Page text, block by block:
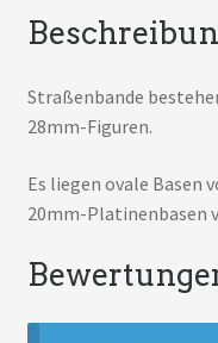
Straßenbande
28mm-Figuren.
Es liegen ovale Basen
20mm-Platinenbasen